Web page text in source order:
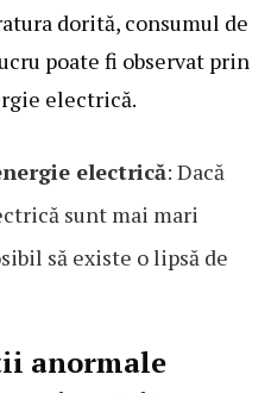
dorită, consumul de
poate fi observat prin
electrică.
electrică: Dacă
sunt mai mari
să existe o lipsă de
anormale